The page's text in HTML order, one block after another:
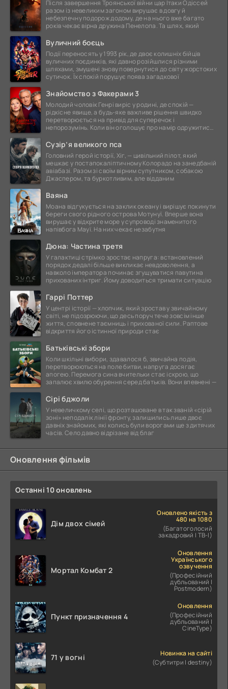
Після завершення Троянської війни цар Ітаки Одіссей
разом із невеликим загоном вирушає в довгу й
небезпечну подорож додому, де на нього вже багато
років чекає вірна дружина Пенелопа. Та шлях, який
Вуличний боєць
Події переносять у 1993 рік, де двоє колишніх бійців
вуличних поєдинків, які давно розійшлися різними
шляхами, змушені знову повернутися до світу жорстоких
сутичок. Їх спокій порушує поява загадкової
Знайомство з Факерами 3
Молодий чоловік Генрі виріс у родині, де спокій —
рідкісне явище, а будь-яке важливе рішення швидко
перетворюється на привід для суперечок і
непорозумінь. Коли він оголошує про намір одружитися,
Сузір’я великого пса
Головний герой історії, Хіг, — цивільний пілот, який
мешкає у постапокаліптичному Колорадо на занедбаній
авіабазі. Разом зі своїм вірним супутником, собакою
Джаспером, та буркотливим, але відданим
Ваяна
Моана відгукується на заклик океану і вирішує покинути
береги свого рідного острова Мотунуї. Вперше вона
вирушає у відкрите море у супроводі знаменитого
напівбога Мауї. На них чекає незабутня
Дюна: Частина третя
У галактиці стрімко зростає напруга: встановлений
порядок дедалі більше викликає невдоволення, а
навколо імператора починає згущуватися павутина
прихованих інтриг. Йому доводиться тримати ситуацію
Гаррі Поттер
У центрі історії — хлопчик, який зростав у звичайному
світі, не підозрюючи, що десь поруч тече зовсім інше
життя, сповнене таємниць і прихованої сили. Раптове
відкриття його істинної природи стає
Батьківські збори
Коли шкільні вибори, здавалося б, звичайна подія,
перетворюються на поле битви, напруга досягає
апогею. Перемога сина вчительки стає іскрою, що
запалює хвилю обурення серед батьків. Вони впевнені —
Сірі бджоли
У невеличкому селі, що розташоване в так званій «сірій
зоні» неподалік лінії фронту, залишились лише двоє
давніх знайомих, які колись були ворогами ще з дитячих
часів. Село давно відрізане від благ
Оновлення фільмів
Останні 10 оновлень
Дім двох сімей
Оновлено якість з
480 на 1080
(Багатоголосий
закадровий | ТВ-І)
Мортал Комбат 2
Оновлення
Українського
озвучення
(Професійний
дубльований |
Postmodern)
Пункт призначення 4
Оновлення
(Професійний
дубльований |
CineType)
71 у вогні
Новинка на сайті
(Субтитри | destiny)